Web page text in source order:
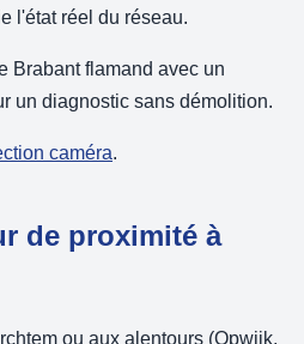
l'état réel du réseau.
Brabant flamand avec un
un diagnostic sans démolition.
caméra.
de proximité à
ou aux alentours (Opwijk,